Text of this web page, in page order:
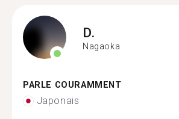
D.
Nagaoka
PARLE COURAMMENT
Japonais